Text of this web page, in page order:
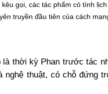
gọi, các tác phẩm có tính lịch
truyền đầu tiên của cách
thời kỳ Phan trước tác
thuật, có chỗ đứng